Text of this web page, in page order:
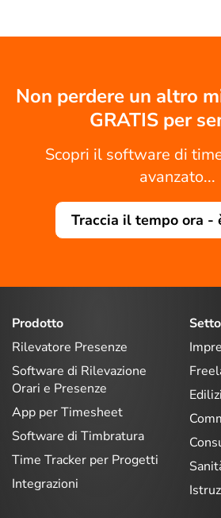
Non perdere un altro
GRATIS per
Scopri il software di
avanzato...
Traccia il tempo ora -
Prodotto
Rilevatore Presenze
Software di Rilevazione
Orari e Presenze
App per Timesheet
Software di Timbratura
Time Tracker per Progetti
Integrazioni